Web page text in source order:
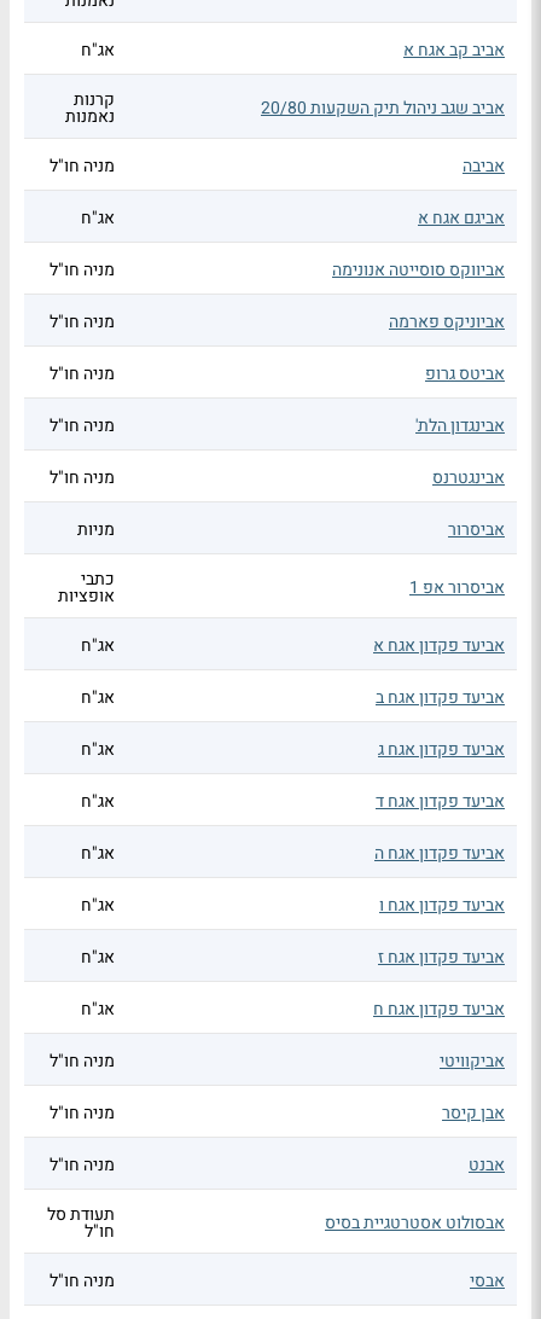
אביב קב אגח א
אג"ח
אביב שגב ניהול תיק השקעות 20/80 קרנות
נאמנות
אביבה
מניה חו"ל
אביגם אגח א אג"ח
אביווקס סוסייטה אנונימה מניה חו"ל
אביוניקס פארמה מניה חו"ל
אביטס גרופ מניה חו"ל
אבינגדון הלת' מניה חו"ל
אבינגטרנס מניה חו"ל
אביסרור מניות
אביסרור אפ 1 כתבי
אופציות
אביעד פקדון אגח א
אג"ח
אביעד פקדון אגח ב אג"ח
אביעד פקדון אגח ג אג"ח
אביעד פקדון אגח ד אג"ח
אביעד פקדון אגח ה אג"ח
אביעד פקדון אגח ו אג"ח
אביעד פקדון אגח ז אג"ח
אביעד פקדון אגח ח אג"ח
אביקוויטי מניה חו"ל
אבן קיסר מניה חו"ל
אבנט מניה חו"ל
אבסולוט אסטרטגיית בסיס תעודת סל
חו"ל
אבסי
מניה חו"ל